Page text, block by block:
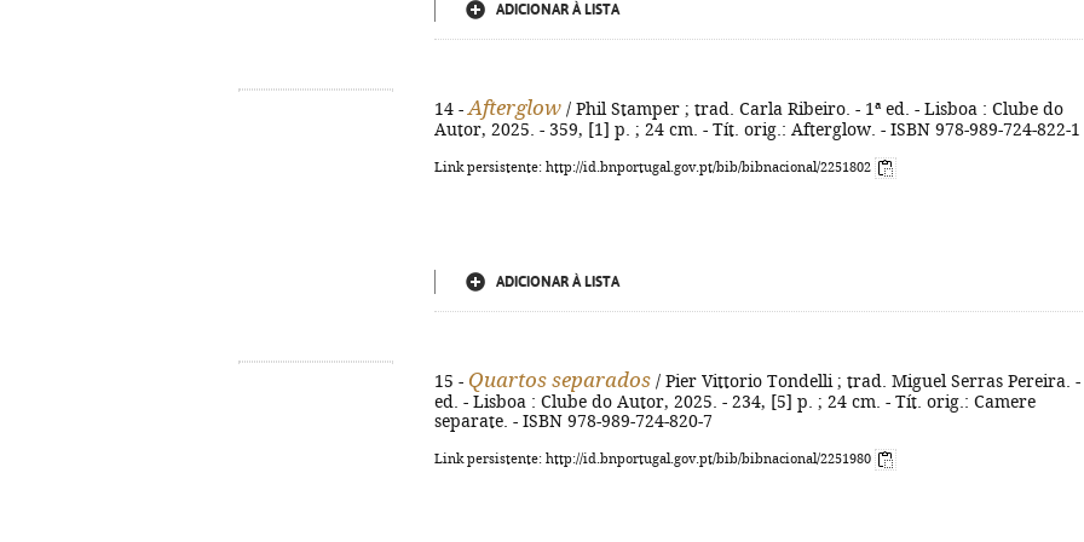
ADICIONAR À LISTA
14 - Afterglow / Phil Stamper ; trad. Carla Ribeiro. - 1ª ed. - Lisboa : Clube do
Autor, 2025. - 359, [1] p. ; 24 cm. - Tít. orig.: Afterglow. - ISBN 978-989-724-822-1
Link persistente: http://id.bnportugal.gov.pt/bib/bibnacional/2251802
ADICIONAR À LISTA
15 - Quartos separados / Pier Vittorio Tondelli ; trad. Miguel Serras Pereira. -
ed. - Lisboa : Clube do Autor, 2025. - 234, [5] p. ; 24 cm. - Tít. orig.: Camere
separate. - ISBN 978-989-724-820-7
Link persistente: http://id.bnportugal.gov.pt/bib/bibnacional/2251980